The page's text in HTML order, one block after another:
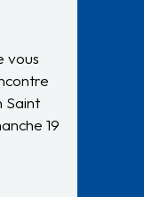
vous
Saint
19